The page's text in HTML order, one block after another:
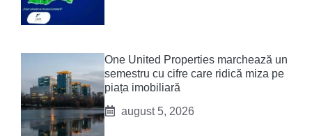
One United Properties marchează un
semestru cu cifre care ridică miza pe
piața imobiliară
august 5, 2026